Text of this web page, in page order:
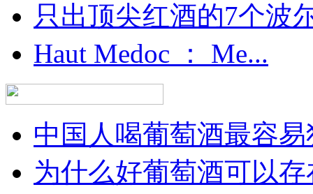
只出顶尖红酒的7个波
Haut Medoc ： Me...
中国人喝葡萄酒最容
为什么好葡萄酒可以